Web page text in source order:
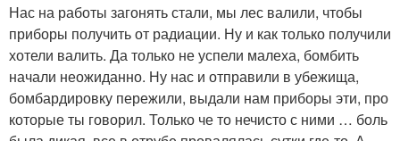
Нас на работы загонять стали, мы лес валили, чтобы
приборы получить от радиации. Ну и как только получили
хотели валить. Да только не успели малеха, бомбить
начали неожиданно. Ну нас и отправили в убежища,
бомбардировку пережили, выдали нам приборы эти, про
которые ты говорил. Только че то нечисто с ними … боль